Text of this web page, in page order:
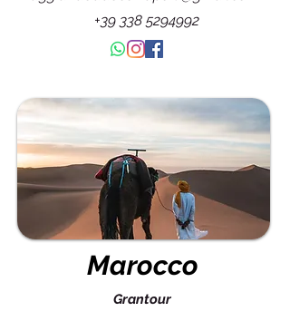
+39 338 5294992
Marocco
Grantour